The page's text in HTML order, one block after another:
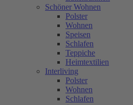
Schöner Wohnen
Polster
Wohnen
Speisen
Schlafen
Teppiche
Heimtextilien
Interliving
Polster
Wohnen
Schlafen